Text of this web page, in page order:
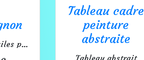
Une fée aux ailes pailletées.
Tableau cadre
peinture
abstraite
Tableau abstrait